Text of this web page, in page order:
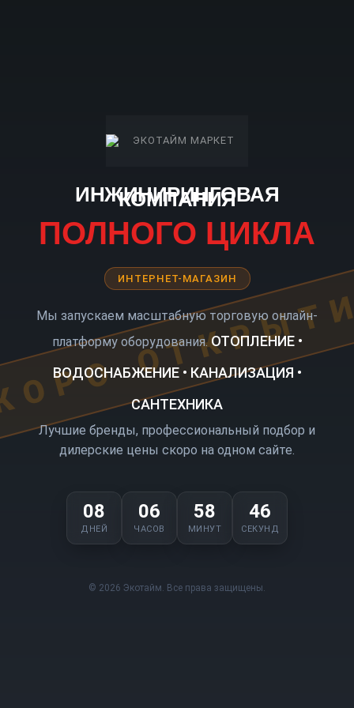
ИНЖИНИРИНГОВАЯ
КОМПАНИЯ
ПОЛНОГО ЦИКЛА
ИНТЕРНЕТ-МАГАЗИН
Мы запускаем масштабную торговую онлайн-
платформу оборудования. ОТОПЛЕНИЕ •
ВОДОСНАБЖЕНИЕ • КАНАЛИЗАЦИЯ •
САНТЕХНИКА
Лучшие бренды, профессиональный подбор и
дилерские цены скоро на одном сайте.
08
ДНЕЙ
06
ЧАСОВ
58
МИНУТ
46
СЕКУНД
© 2026 Экотайм. Все права защищены.